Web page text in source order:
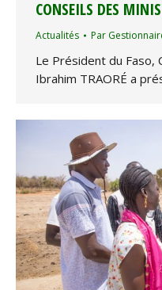
CONSEILS DES
Actualités Par
Le Président du Faso,
Ibrahim TRAORÉ a